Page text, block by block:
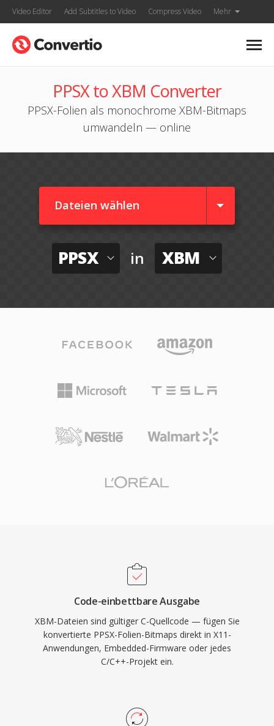
Video Editor Add Subtitles to Video Compress Video Mehr
PPSX to XBM Converter
PPSX-Folien als monochrome XBM-Bitmaps
umwandeln — online
Dateien wählen
PPSX in XBM
Code-einbettbare Ausgabe
XBM-Dateien sind gültiger C-Quellcode — fügen Sie
konvertierte PPSX-Folien-Bitmaps direkt in X11-
Anwendungen, Embedded-Firmware oder jedes
C/C++-Projekt ein.